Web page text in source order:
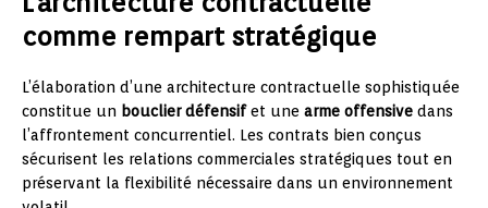
comme rempart stratégique
L’élaboration d’une architecture contractuelle sophistiquée
constitue un bouclier défensifet une arme offensive dans
l’affrontement concurrentiel. Les contrats bien conçus
sécurisent les relations commerciales stratégiques tout en
préservant la flexibilité nécessaire dans un environnement